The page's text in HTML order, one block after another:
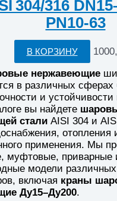
304/316
PN10-63
В КОРЗИНУ
нержавеющие
в различных сферах
и устойчивости
вы найдете
стали AISI 304 и
отопления
применения. Мы
муфтовые, приварные
модели различных
включая краны
Ду15–Ду200.